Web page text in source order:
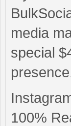
media
special
100%